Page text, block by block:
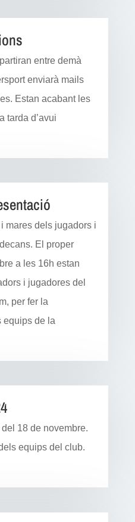
entre demà
enviarà mails
Estan acabant les
tarda d’avui
mares dels jugadors i
El proper
a les 16h estan
i jugadores del
per fer la
equips de la
18 de novembre.
equips del club.